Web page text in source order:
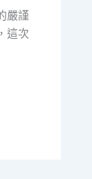
嚴謹
這次